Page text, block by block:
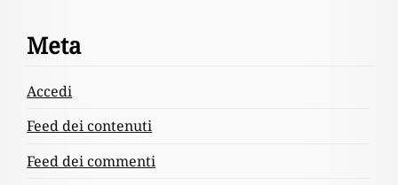
Meta
Accedi
Feed dei contenuti
Feed dei commenti